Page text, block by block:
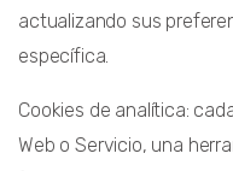
actualizando sus
específica.
Cookies de analítica:
Web o Servicio, una